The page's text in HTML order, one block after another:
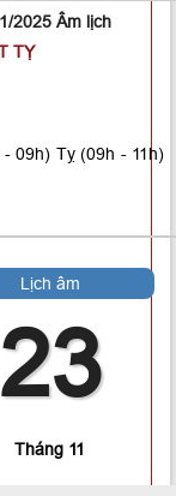
2025 Âm lịch
TỴ
- 09h) Tỵ(09h - 11h)
Lịch âm
23
Tháng 11